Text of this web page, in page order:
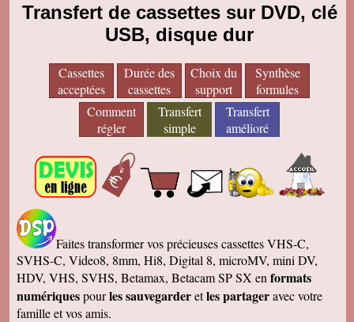
Transfert de cassettes sur DVD, clé
USB, disque dur
Cassettes
acceptées
Durée des
cassettes
Choix du
support
Synthèse
formules
Comment
régler
Transfert
simple
Transfert
amélioré
Faites transformer vos précieuses cassettes VHS-C,
SVHS-C, Video8, 8mm, Hi8, Digital 8, microMV, mini DV,
HDV, VHS, SVHS, Betamax, Betacam SP SX en formats
numériquespourles sauvegarderetles partageravec votre
famille et vos amis.